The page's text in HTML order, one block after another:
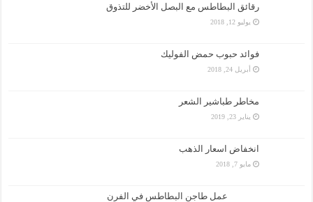
رقائق البطاطس مع البصل الأخضر للتذوق
يوليو 12, 2018
فوائد حبوب حمض الفوليك
أبريل 24, 2018
مخاطر طباشير الشعر
يناير 23, 2019
انخفاض اسعار الذهب
مايو 7, 2018
عمل طاجن البطاطس في الفرن